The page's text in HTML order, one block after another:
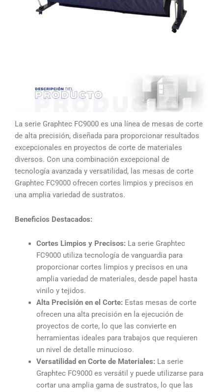
La serie Graphtec FC9000 es una línea de mesas de corte
de alta precisión, diseñada para proporcionar resultados
excepcionales en proyectos de corte de materiales
diversos. Con una combinación excepcional de
tecnología avanzada y versatilidad, las mesas de corte
Graphtec FC9000 ofrecen cortes limpios y precisos en
una amplia variedad de sustratos.
Beneficios Destacados:
Cortes Limpios y Precisos: La serie Graphtec
FC9000 utiliza tecnología de vanguardia para
proporcionar cortes limpios y precisos en una
amplia variedad de materiales, desde papel hasta
vinilo y tejidos.
Alta Precisión en el Corte: Estas mesas de corte
ofrecen una alta precisión en la ejecución de
proyectos de corte, lo que las convierte en
herramientas ideales para trabajos que requieren
un nivel de detalle minucioso.
Versatilidad en Corte de Materiales: La serie
Graphtec FC9000 es versátil y puede utilizarse para
cortar una amplia gama de sustratos, lo que las